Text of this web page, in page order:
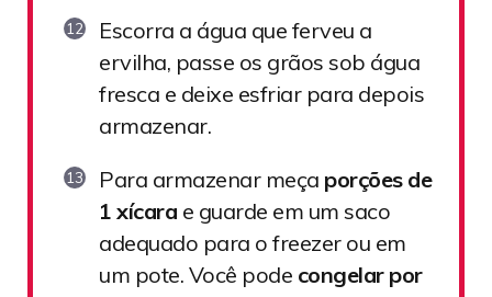
Escorra a água que ferveu a
ervilha, passe os grãos sob água
fresca e deixe esfriar para depois
armazenar.
Para armazenar meça porções de
1 xícara e guarde em um saco
adequado para o freezer ou em
um pote. Você pode congelar por